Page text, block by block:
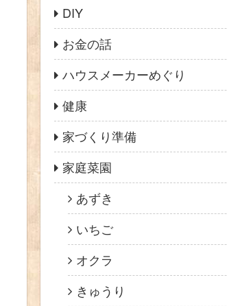
DIY
お金の話
ハウスメーカーめぐり
健康
家づくり準備
家庭菜園
あずき
いちご
オクラ
きゅうり